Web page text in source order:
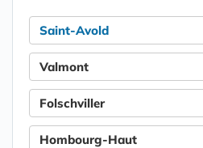
Saint-Avold
Valmont
Folschviller
Hombourg-Haut